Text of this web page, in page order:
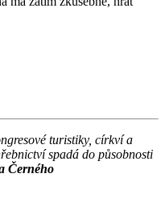
turistiky, církví a
spadá do působnosti
Černého